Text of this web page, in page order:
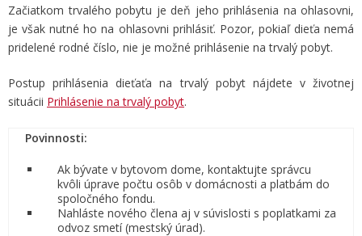
Začiatkom trvalého pobytu je deň jeho prihlásenia na ohlasovni,
je však nutné ho na ohlasovni prihlásiť. Pozor, pokiaľ dieťa nemá
pridelené rodné číslo, nie je možné prihlásenie na trvalý pobyt.
Postup prihlásenia dieťaťa na trvalý pobyt nájdete v životnej
situácii Prihlásenie na trvalý pobyt.
Povinnosti:
Ak bývate v bytovom dome, kontaktujte správcu
kvôli úprave počtu osôb v domácnosti a platbám do
spoločného fondu.
Nahláste nového člena aj v súvislosti s poplatkami za
odvoz smetí (mestský úrad).